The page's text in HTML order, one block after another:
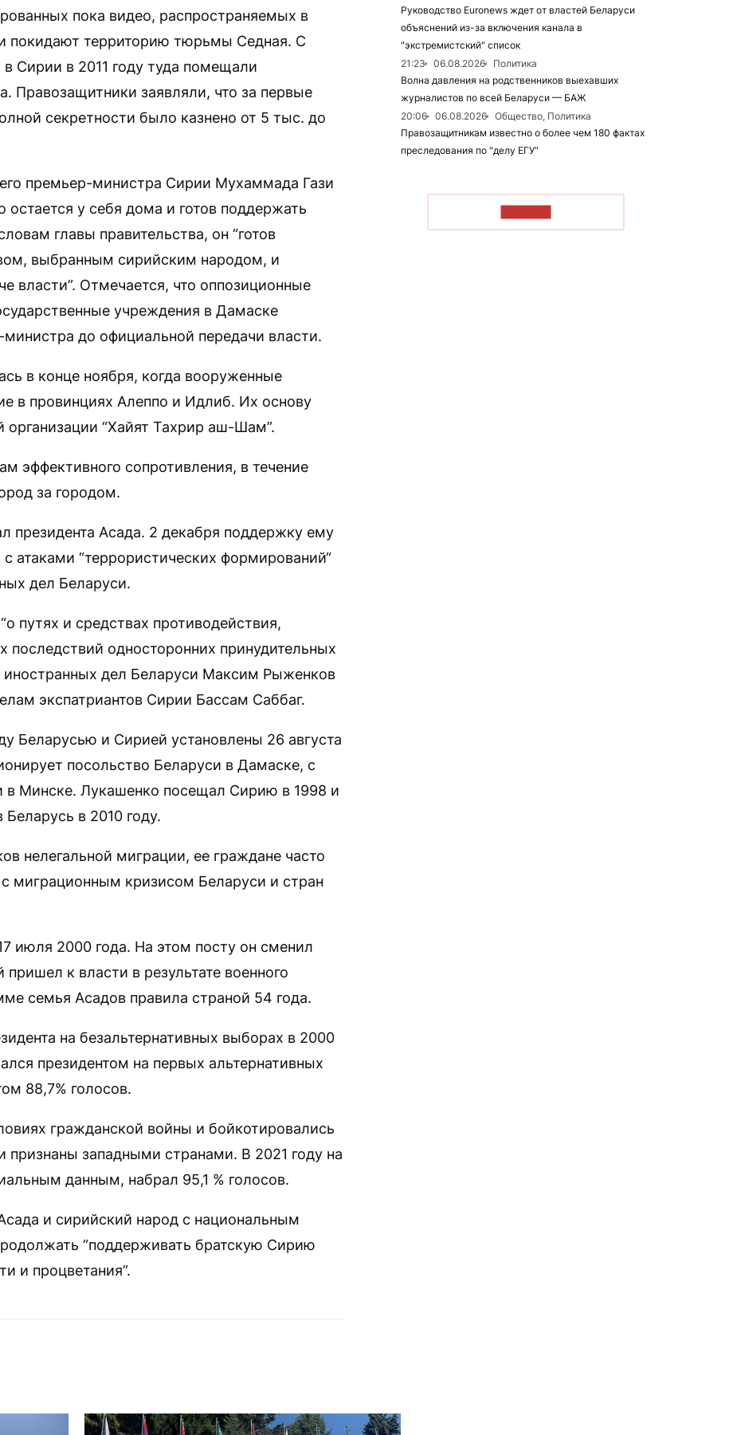
пока видео, распространяемых в
покидают территорию тюрьмы Седная. С
Сирии в 2011 году туда помещали
Правозащитники заявляли, что за первые
секретности было казнено от 5 тыс. до
премьер-министра Сирии Мухаммада Гази
у себя дома и готов поддержать
главы правительства, он “готов
выбранным сирийским народом, и
власти”. Отмечается, что оппозиционные
учреждения в Дамаске
до официальной передачи власти.
в конце ноября, когда вооруженные
в провинциях Алеппо и Идлиб. Их основу
“Хайят Тахрир аш-Шам”.
эффективного сопротивления, в течение
за городом.
президента Асада. 2 декабря поддержку ему
атаками “террористических формирований“
дел Беларуси.
путях и средствах противодействия,
последствий односторонних принудительных
дел Беларуси Максим Рыженков
экспатриантов Сирии Бассам Саббаг.
Беларусью и Сирией установлены 26 августа
посольство Беларуси в Дамаске, с
Минске. Лукашенко посещал Сирию в 1998 и
в 2010 году.
нелегальной миграции, ее граждане часто
миграционным кризисом Беларуси и стран
июля 2000 года. На этом посту он сменил
к власти в результате военного
семья Асадов правила страной 54 года.
на безальтернативных выборах в 2000
президентом на первых альтернативных
88,7% голосов.
гражданской войны и бойкотировались
признаны западными странами. В 2021 году на
данным, набрал 95,1 % голосов.
и сирийский народ с национальным
“поддерживать братскую Сирию
и процветания”.
Руководство Euronews ждет от властей Беларуси
объяснений из-за включения канала в
"экстремистский" список
21:23
06.08.2026
Политика
Волна давления на родственников выехавших
журналистов по всей Беларуси — БАЖ
20:06
06.08.2026
Общество, Политика
Правозащитникам известно о более чем 180 фактах
преследования по "делу ЕГУ"